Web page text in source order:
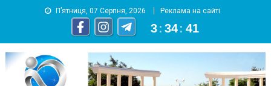
П’ятниця, 07 Серпня, 2026 Реклама на сайті
3 : 34 : 42
YUZHNY.INFO
информационный портал города Южный